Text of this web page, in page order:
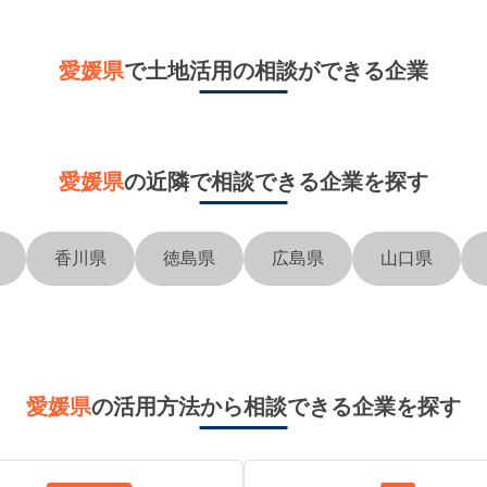
愛媛県で土地活用の相談ができる企業
愛媛県の近隣で相談できる企業を探す
香川県 徳島県 広島県 山口県
愛媛県の活用方法から相談できる企業を探す